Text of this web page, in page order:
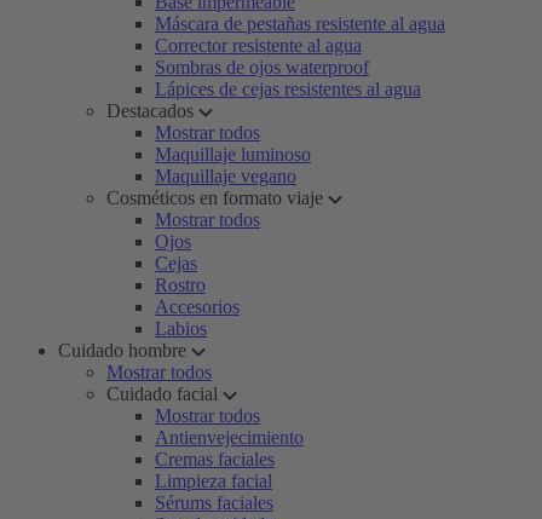
Máscara de pestañas resistente al agua
Corrector resistente al agua
Sombras de ojos waterproof
Lápices de cejas resistentes al agua
Destacados
Mostrar todos
Maquillaje luminoso
Maquillaje vegano
Cosméticos en formato viaje
Mostrar todos
Ojos
Cejas
Rostro
Accesorios
Labios
Cuidado hombre
Mostrar todos
Cuidado facial
Mostrar todos
Antienvejecimiento
Cremas faciales
Limpieza facial
Sérums faciales